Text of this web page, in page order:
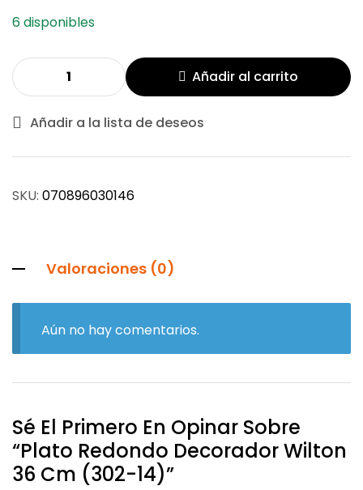
6 disponibles
Añadir al carrito
Añadir a la lista de deseos
SKU: 070896030146
Valoraciones (0)
Aún no hay comentarios.
Sé El Primero En Opinar Sobre
“Plato Redondo Decorador Wilton
36 Cm (302-14)”